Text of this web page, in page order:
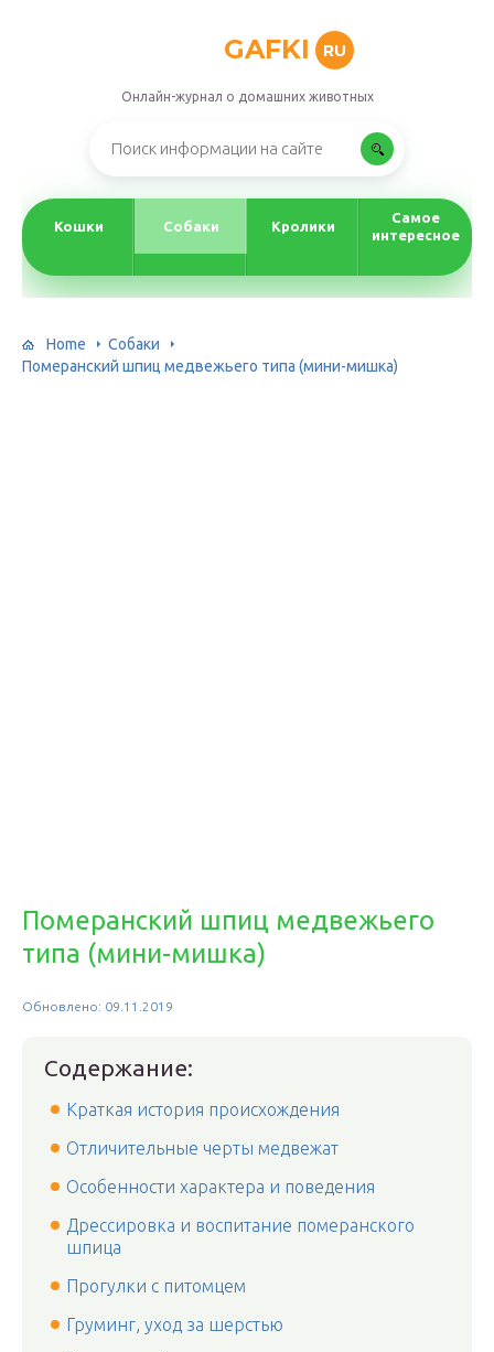
GAFKI RU
Онлайн-журнал о домашних животных
Кошки Собаки Кролики
Самое
интересное
Home
Собаки
Померанский шпиц медвежьего типа (мини-мишка)
Померанский шпиц медвежьего
типа (мини-мишка)
Обновлено: 09.11.2019
Содержание:
Краткая история происхождения
Отличительные черты медвежат
Особенности характера и поведения
Дрессировка и воспитание померанского
шпица
Прогулки с питомцем
Груминг, уход за шерстью